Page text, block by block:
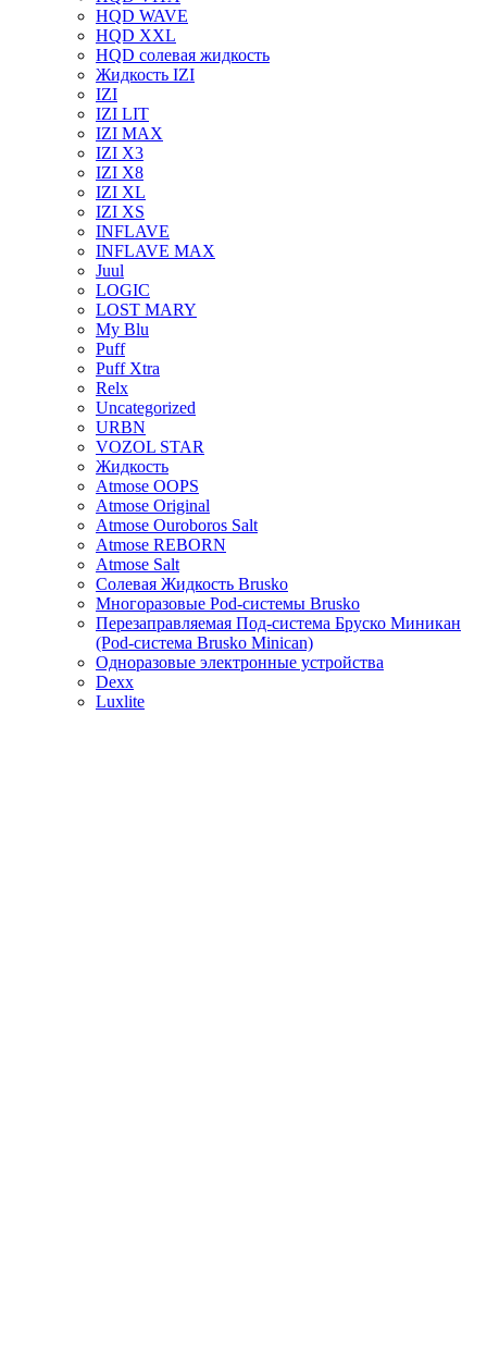
HQD WAVE
HQD XXL
HQD солевая жидкость
Жидкость IZI
IZI
IZI LIT
IZI MAX
IZI X3
IZI X8
IZI XL
IZI XS
INFLAVE
INFLAVE MAX
Juul
LOGIC
LOST MARY
My Blu
Puff
Puff Xtra
Relx
Uncategorized
URBN
VOZOL STAR
Жидкость
Atmose OOPS
Atmose Original
Atmose Ouroboros Salt
Atmose REBORN
Atmose Salt
Солевая Жидкость Brusko
Многоразовые Pod-системы Brusko
Перезаправляемая Под-система Бруско Миникан
(Pod-система Brusko Minican)
Одноразовые электронные устройства
Dexx
Luxlite